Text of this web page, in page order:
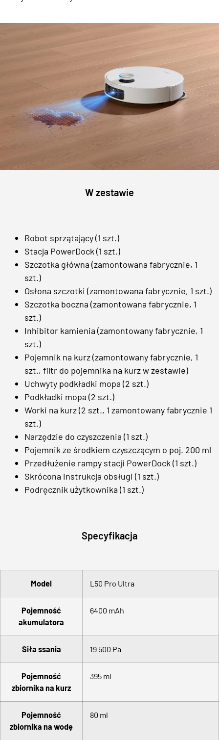
W zestawie
Robot sprzątający (1 szt.)
Stacja PowerDock (1 szt.)
Szczotka główna (zamontowana fabrycznie, 1
szt.)
Osłona szczotki (zamontowana fabrycznie, 1 szt.)
Szczotka boczna (zamontowana fabrycznie, 1
szt.)
Inhibitor kamienia (zamontowany fabrycznie, 1
szt.)
Pojemnik na kurz (zamontowany fabrycznie, 1
szt., filtr do pojemnika na kurz w zestawie)
Uchwyty podkładki mopa (2 szt.)
Podkładki mopa (2 szt.)
Worki na kurz (2 szt., 1 zamontowany fabrycznie 1
szt.)
Narzędzie do czyszczenia (1 szt.)
Pojemnik ze środkiem czyszczącym o poj. 200 ml
Przedłużenie rampy stacji PowerDock (1 szt.)
Skrócona instrukcja obsługi (1 szt.)
Podręcznik użytkownika (1 szt.)
Specyfikacja
Model L50 Pro Ultra
Pojemność
akumulatora
6400 mAh
Siła ssania 19 500 Pa
Pojemność
zbiornika na kurz
395 ml
Pojemność
zbiornika na wodę
80 ml